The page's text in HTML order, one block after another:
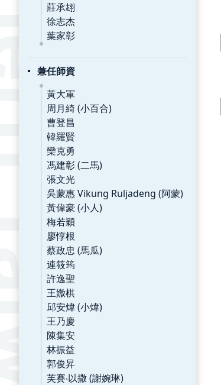
莊承翃
徐志杰
葉家彰
兼任師資
黃大軍
周月綺 (小百合)
曹登昌
韓羅賢
欒克勇
馮建彰 (二馬)
張文光
吳蒙惠 Vikung Ruljadeng (阿蒙)
黃偉豪 (小人)
梅若穎
廖惇根
蔡政忠 (馬瓜)
連筱筠
許逸聖
王媺棋
邱安煒 (小煒)
王乃慶
陳集安
林振益
郭俊昇
芙賽‧以撒 (謝婉琳)